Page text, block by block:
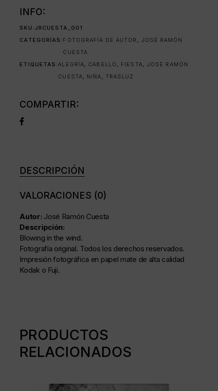
INFO:
SKU: JRCUESTA_001
CATEGORÍAS: FOTOGRAFÍA DE AUTOR , JOSÉ RAMÓN
CUESTA
ETIQUETAS:ALEGRÍA, CABELLO , FIESTA, JOSÉ RAMÓN
CUESTA, NIÑA , TRASLUZ
COMPARTIR:
DESCRIPCIÓN
VALORACIONES (0)
Autor: José Ramón Cuesta
Descripción:
Blowing in the wind.
Fotografía original. Todos los derechos reservados.
Impresión fotográfica en papel mate de alta calidad
Kodak o Fuji.
PRODUCTOS
RELACIONADOS